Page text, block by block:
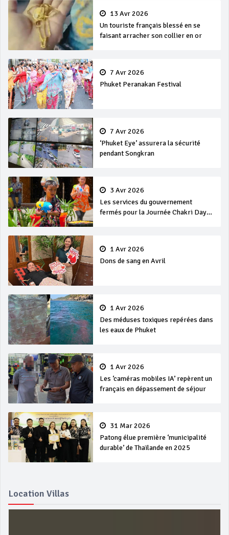
13 Avr 2026
Un touriste français blessé en se
faisant arracher son collier en or
7 Avr 2026
Phuket Peranakan Festival
7 Avr 2026
‘Phuket Eye’ assurera la sécurité
pendant Songkran
3 Avr 2026
Les services du gouvernement
fermés pour la Journée Chakri Day
1 Avr 2026
Dons de sang en Avril
1 Avr 2026
Des méduses toxiques repérées dans
les eaux de Phuket
1 Avr 2026
Les ‘caméras mobiles IA’ repèrent un
français en dépassement de séjour
31 Mar 2026
Patong élue première ‘municipalité
durable’ de Thaïlande en 2025
Location Villas